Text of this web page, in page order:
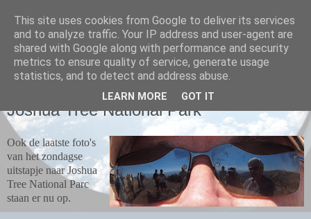
DONDERDAG 28 OKTOBER 2010
Nieuwe foto's van de CvI Zondag in
Joshua Tree National Park
Ook de laatste foto's
van het zondagse
uitstapje naar Joshua
Tree National Parc
staan er nu op.
This site uses cookies from Google to deliver its services
and to analyze traffic. Your IP address and user-agent are
shared with Google along with performance and security
metrics to ensure quality of service, generate usage
statistics, and to detect and address abuse.
LEARN MORE GOT IT